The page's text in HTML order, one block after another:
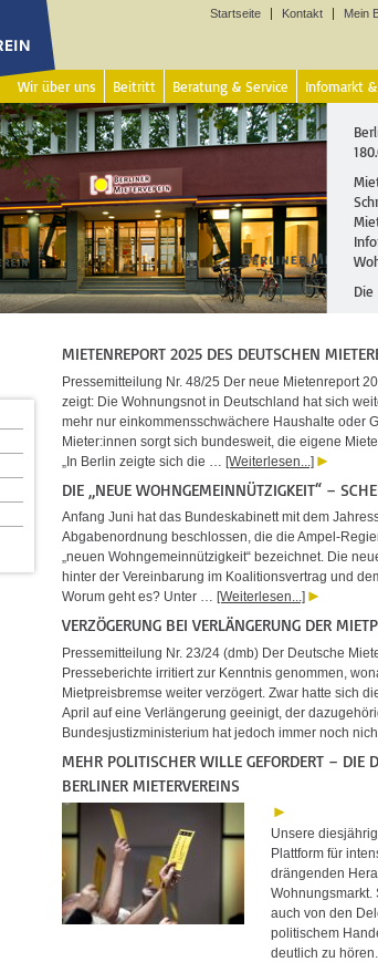
Startseite Kontakt Mein
Wir über uns Beitritt Beratung & Service Infomarkt
MIETENREPORT 2025 DES DEUTSCHEN
Pressemitteilung Nr. 48/25 Der neue Mietenreport
zeigt: Die Wohnungsnot in Deutschland hat sich
mehr nur einkommensschwächere Haushalte oder
Mieter:innen sorgt sich bundesweit, die eigene
„In Berlin zeigte sich die … [Weiterlesen...]
DIE „NEUE WOHNGEMEINNÜTZIGKEIT“ –
Anfang Juni hat das Bundeskabinett mit dem
Abgabenordnung beschlossen, die die Ampel-
„neuen Wohngemeinnützigkeit“ bezeichnet. Die
hinter der Vereinbarung im Koalitionsvertrag und
Worum geht es? Unter … [Weiterlesen...]
VERZÖGERUNG BEI VERLÄNGERUNG DER
Pressemitteilung Nr. 23/24 (dmb) Der Deutsche
Presseberichte irritiert zur Kenntnis genommen,
Mietpreisbremse weiter verzögert. Zwar hatte sich
April auf eine Verlängerung geeinigt, der
Bundesjustizministerium hat jedoch immer noch
MEHR POLITISCHER WILLE GEFORDERT – DIE
BERLINER MIETERVEREINS
Unsere
Plattform für
drängenden
Wohnungsmarkt.
auch von den
politischem
deutlich zu